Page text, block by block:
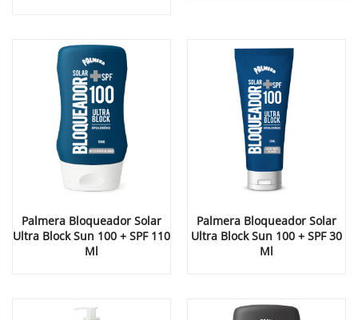
Palmera Bloqueador Solar
Ultra Block Sun 100 + SPF 110
Ml
Palmera Bloqueador Solar
Ultra Block Sun 100 + SPF 30
Ml